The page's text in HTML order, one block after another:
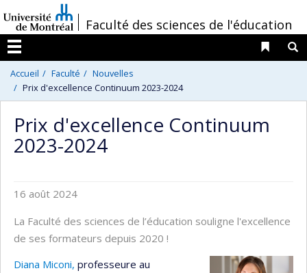
au
contenu
/Faculté des sciences de l'éducation
Menu
Liens
Accueil Faculté
Nouvelles
Prix d'excellence Continuum 2023-2024
Prix d'excellence Continuum
2023-2024
16 août 2024
La Faculté des sciences de l’éducation souligne l'excellence
de ses formateurs depuis 2020 !
Diana Miconi, professeure au